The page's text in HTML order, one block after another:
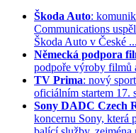
Škoda Auto:
Communications
Škoda Auto v České ...
Německá podpora
podpoře výroby filmů
TV Prima: nový
oficiálním startem 17.
Sony DADC Czech
koncernu Sony, která